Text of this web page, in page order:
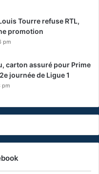
Tourre refuse RTL,
promotion
pm
carton assuré pour Prime
journée de Ligue 1
pm